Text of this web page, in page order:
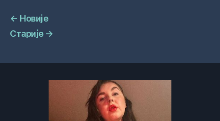
← Новије
Старије →